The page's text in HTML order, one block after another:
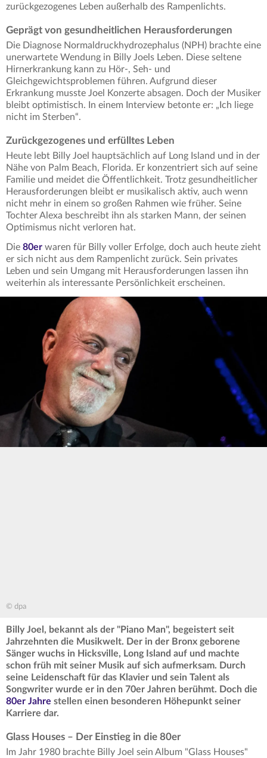
zurückgezogenes Leben außerhalb des Rampenlichts.
Geprägt von gesundheitlichen Herausforderungen
Die Diagnose Normaldruckhydrozephalus (NPH) brachte eine
unerwartete Wendung in Billy Joels Leben. Diese seltene
Hirnerkrankung kann zu Hör-, Seh- und
Gleichgewichtsproblemen führen. Aufgrund dieser
Erkrankung musste Joel Konzerte absagen. Doch der Musiker
bleibt optimistisch. In einem Interview betonte er: „Ich liege
nicht im Sterben“.
Zurückgezogenes und erfülltes Leben
Heute lebt Billy Joel hauptsächlich auf Long Island und in der
Nähe von Palm Beach, Florida. Er konzentriert sich auf seine
Familie und meidet die Öffentlichkeit. Trotz gesundheitlicher
Herausforderungen bleibt er musikalisch aktiv, auch wenn
nicht mehr in einem so großen Rahmen wie früher. Seine
Tochter Alexa beschreibt ihn als starken Mann, der seinen
Optimismus nicht verloren hat.
Die 80er waren für Billy voller Erfolge, doch auch heute zieht
er sich nicht aus dem Rampenlicht zurück. Sein privates
Leben und sein Umgang mit Herausforderungen lassen ihn
weiterhin als interessante Persönlichkeit erscheinen.
© dpa
Billy Joel, bekannt als der "Piano Man", begeistert seit
Jahrzehnten die Musikwelt. Der in der Bronx geborene
Sänger wuchs in Hicksville, Long Island auf und machte
schon früh mit seiner Musik auf sich aufmerksam. Durch
seine Leidenschaft für das Klavier und sein Talent als
Songwriter wurde er in den 70er Jahren berühmt. Doch die
80er Jahre stellen einen besonderen Höhepunkt seiner
Karriere dar.
Glass Houses – Der Einstieg in die 80er
Im Jahr 1980 brachte Billy Joel sein Album "Glass Houses"